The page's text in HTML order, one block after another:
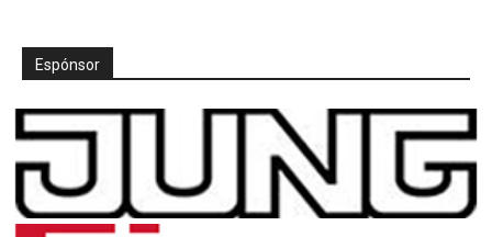
Espónsor